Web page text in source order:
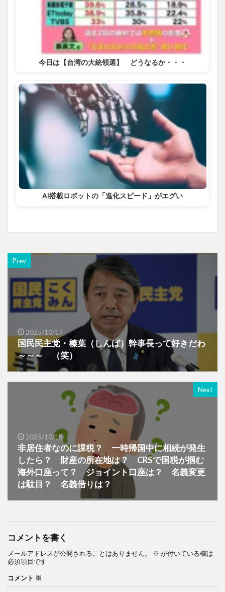
今日は【台湾の大統領選】 どうなるか・・・
AI搭載ロボットの「進化スピード」がエグい
Prev
2025/10/17
国民民主党・榛葉（しんば）幹事長って好きだわ
～～～ （笑）
Next
2025/10/18
非居住者なのに課税？ 一時帰国中に相続が発生
したら？ 財産の所在地は？ CRSで国税が掴む
海外口座って？ ジョイント口座は？ 名義変更
は駄目？ 名義借りは？
コメントを書く
メールアドレスが公開されることはありません。 ※ が付いている欄は
必須項目です
コメント ※